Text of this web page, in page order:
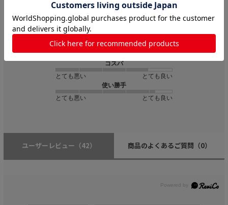
★4 (10)
★3 (1)
★ 2
★ 1 (3)
コスパ
とても悪い
とても良い
使い勝手
とても悪い
とても良い
ユーザーレビュー （42） 商品のよくあるご質問 （0）